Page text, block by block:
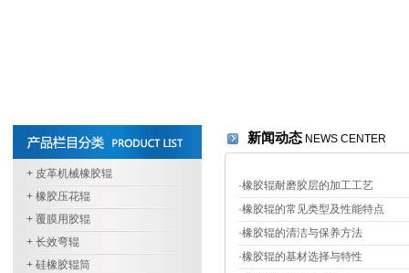
+ 皮革机械橡胶辊
+ 橡胶压花辊
+ 覆膜用胶辊
+ 长效弯辊
+ 硅橡胶辊筒
新闻动态 NEWS CENTER
·橡胶辊耐磨胶层的加工工艺
·橡胶辊的常见类型及性能特点
·橡胶辊的清洁与保养方法
·橡胶辊的基材选择与特性